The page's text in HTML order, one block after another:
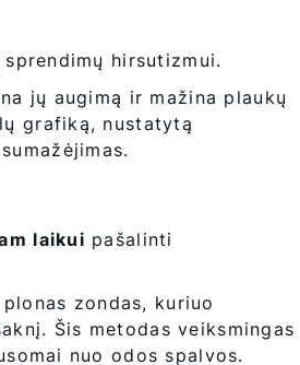
hirsutizmui.
jų augimą ir mažina plaukų
grafiką, nustatytą
laikui pašalinti
zondas, kuriuo
Šis metodas veiksmingas
nuo odos spalvos.